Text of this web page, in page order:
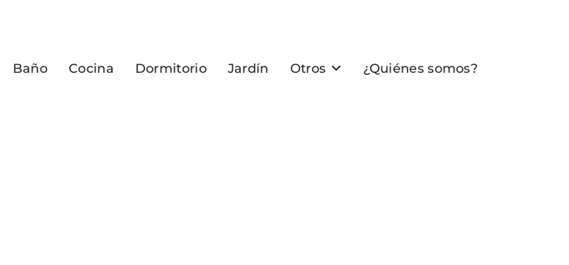
Baño Cocina Dormitorio Jardín Otros ¿Quiénes somos?